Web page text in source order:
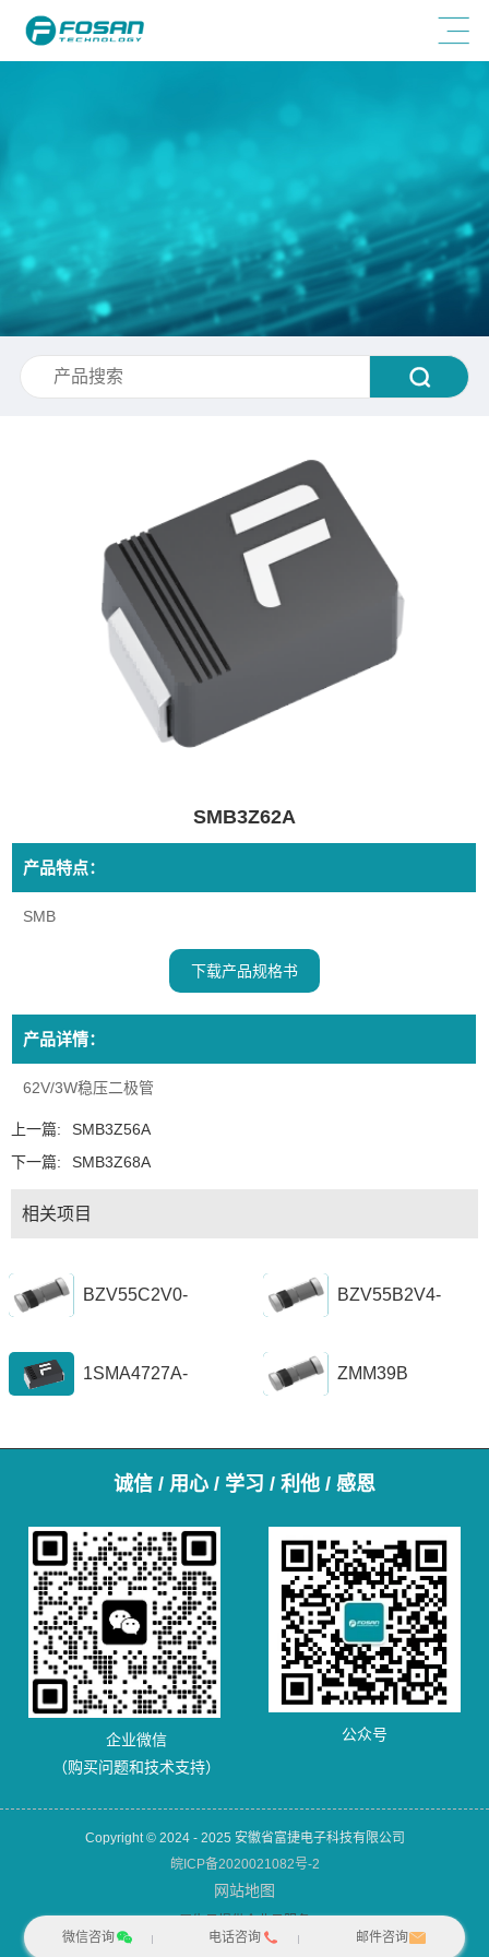
SMB3Z62A
产品特点：
SMB
下载产品规格书
产品详情：
62V/3W稳压二极管
上一篇:
SMB3Z56A
下一篇:
SMB3Z68A
相关项目
BZV55C2V0- BZV55B2V4-
1SMA4727A-
ZMM39B
诚信 / 用心 / 学习 / 利他 / 感恩
企业微信
（购买问题和技术支持）
公众号
Copyright © 2024 - 2025 安徽省富捷电子科技有限公司
皖ICP备2020021082号-2
网站地图
微信咨询
电话咨询 邮件咨询